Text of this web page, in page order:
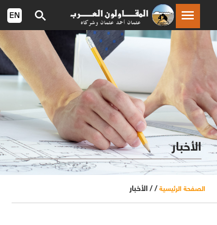
الأخبار
الصفحة الرئيسية / / الأخبار